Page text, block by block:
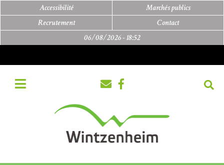
Accessibilité
Marchés publics
Recrutement
Contact
06/08/2026 -18:52